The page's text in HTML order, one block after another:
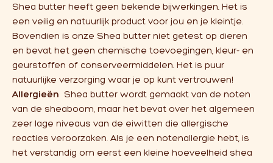
Shea butter heeft geen bekende bijwerkingen. Het is
een veilig en natuurlijk product voor jou en je kleintje.
Bovendien is onze Shea butter niet getest op dieren
en bevat het geen chemische toevoegingen, kleur- en
geurstoffen of conserveermiddelen. Het is puur
natuurlijke verzorging waar je op kunt vertrouwen!
Allergieën Shea butter wordt gemaakt van de noten
van de sheaboom, maar het bevat over het algemeen
zeer lage niveaus van de eiwitten die allergische
reacties veroorzaken. Als je een notenallergie hebt, is
het verstandig om eerst een kleine hoeveelheid shea